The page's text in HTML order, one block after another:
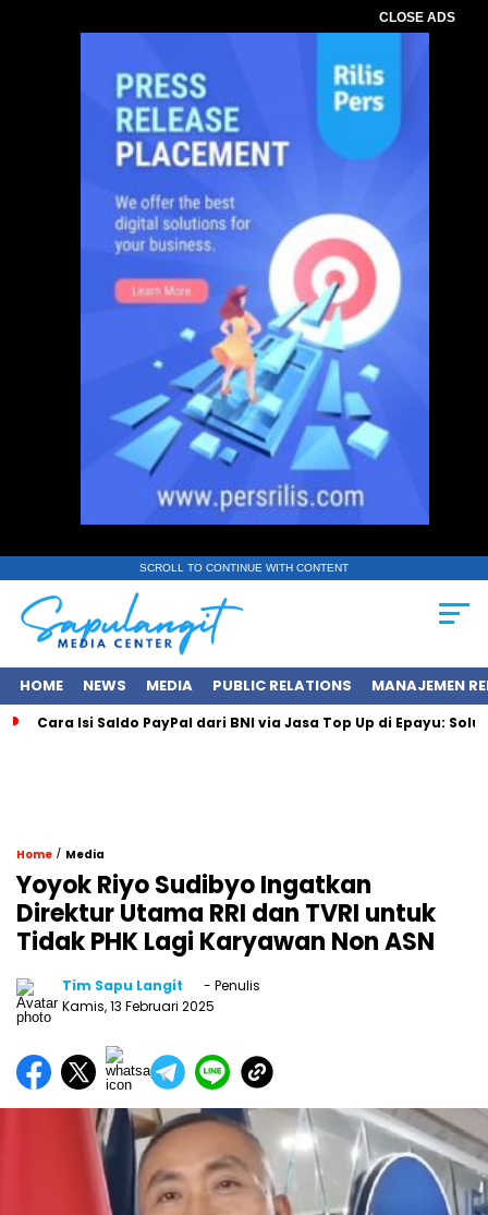
CLOSE ADS
SCROLL TO CONTINUE WITH CONTENT
HOME NEWS MEDIA PUBLIC RELATIONS MANAJEMEN
Cara Isi Saldo PayPal dari BNI via Jasa Top Up di Epayu:
Home / Media
Yoyok Riyo Sudibyo Ingatkan
Direktur Utama RRI dan TVRI untuk
Tidak PHK Lagi Karyawan Non ASN
Tim Sapu Langit
- Penulis
Kamis, 13 Februari 2025